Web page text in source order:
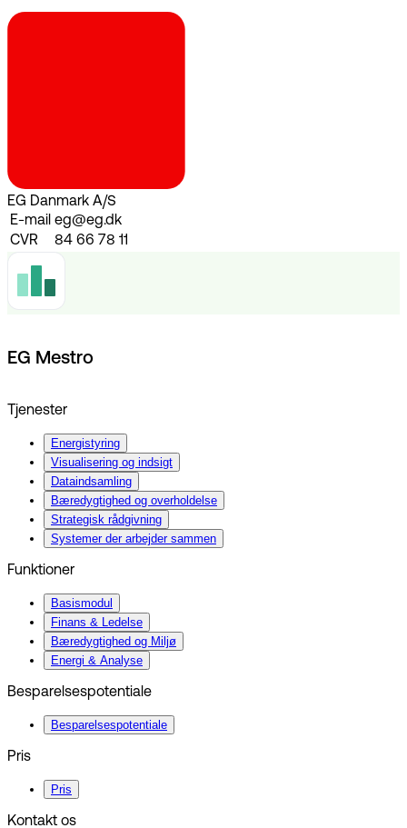
EG Danmark A/S
E-mail eg@eg.dk
CVR
84 66 78 11
EG Mestro
Tjenester
Energistyring
Visualisering og indsigt
Dataindsamling
Bæredygtighed og overholdelse
Strategisk rådgivning
Systemer der arbejder sammen
Funktioner
Basismodul
Finans & Ledelse
Bæredygtighed og Miljø
Energi & Analyse
Besparelsespotentiale
Besparelsespotentiale
Pris
Pris
Kontakt os